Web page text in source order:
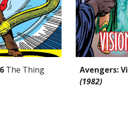
The Thing
(1982)